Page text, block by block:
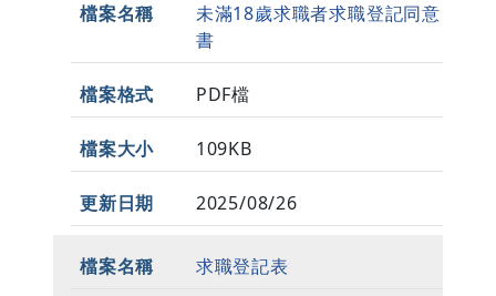
未滿18歲求職者求職登記同意
書
PDF檔
109KB
2025/08/26
求職登記表